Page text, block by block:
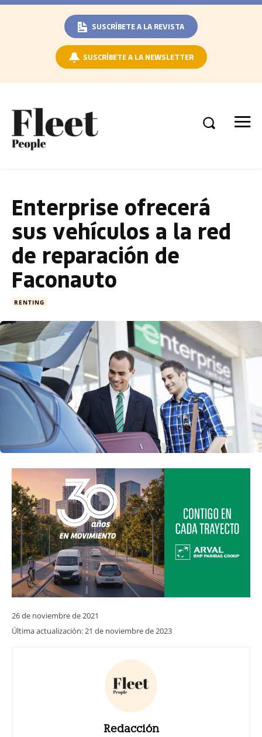
SUSCRÍBETE A LA REVISTA
SUSCRÍBETE A LA NEWSLETTER
Enterprise ofrecerá
sus vehículos a la red
de reparación de
Faconauto
RENTING
26 de noviembre de 2021
Última actualización:21 de noviembre de 2023
Redacción